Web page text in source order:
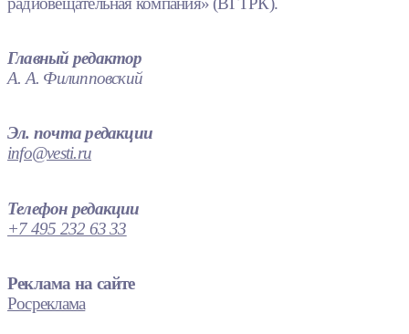
Главный редактор
А. А. Филипповский
Эл. почта редакции
info@vesti.ru
Телефон редакции
+7 495 232 63 33
Реклама на сайте
Росреклама